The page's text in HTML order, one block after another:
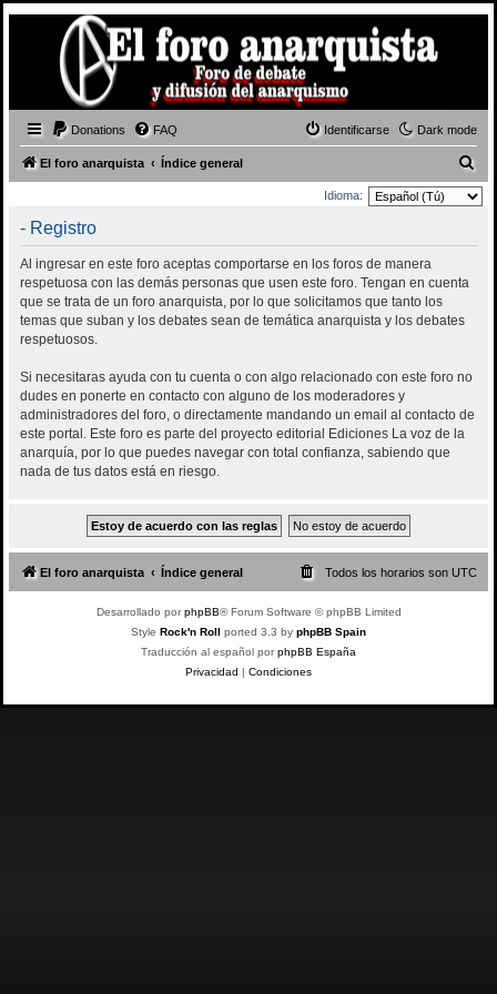
Dark mode
Donations FAQ Identificarse
El foro anarquista Índice general
u
Idioma:
- Registro
Al ingresar en este foro aceptas comportarse en los foros de manera
respetuosa con las demás personas que usen este foro. Tengan en cuenta
que se trata de un foro anarquista, por lo que solicitamos que tanto los
temas que suban y los debates sean de temática anarquista y los debates
respetuosos.
Si necesitaras ayuda con tu cuenta o con algo relacionado con este foro no
dudes en ponerte en contacto con alguno de los moderadores y
administradores del foro, o directamente mandando un email al contacto de
este portal. Este foro es parte del proyecto editorial Ediciones La voz de la
anarquía, por lo que puedes navegar con total confianza, sabiendo que
nada de tus datos está en riesgo.
El foro anarquista Índice general Todos los horarios son UTC
Desarrollado porphpBB® Forum Software © phpBB Limited
Style Rock'n Roll ported 3.3 by phpBB Spain
Traducción al español porphpBB España
Privacidad | Condiciones